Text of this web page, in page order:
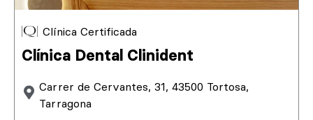
Clínica Certificada
Clínica Dental Clinident
Carrer de Cervantes, 31, 43500 Tortosa,
Tarragona